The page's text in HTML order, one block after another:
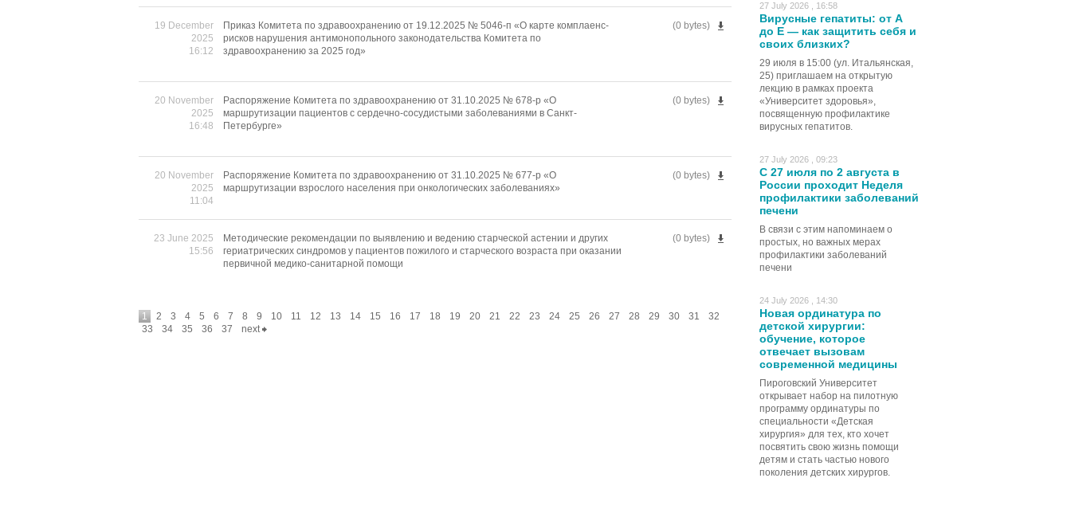
27 July 2026 , 16:58
Вирусные гепатиты: от А
до Е — как защитить себя и
своих близких?
29 июля в 15:00 (ул. Итальянская,
25) приглашаем на открытую
лекцию в рамках проекта
«Университет здоровья»,
посвященную профилактике
вирусных гепатитов.
27 July 2026 , 09:23
С 27 июля по 2 августа в
России проходит Неделя
профилактики заболеваний
печени
В связи с этим напоминаем о
простых, но важных мерах
профилактики заболеваний
печени
24 July 2026 , 14:30
Новая ординатура по
детской хирургии:
обучение, которое
отвечает вызовам
современной медицины
Пироговский Университет
открывает набор на пилотную
программу ординатуры по
специальности «Детская
хирургия» для тех, кто хочет
посвятить свою жизнь помощи
детям и стать частью нового
поколения детских хирургов.
19 December
2025
16:12
(0 bytes)
Приказ Комитета по здравоохранению от 19.12.2025 № 5046-п «О карте комплаенс-
рисков нарушения антимонопольного законодательства Комитета по
здравоохранению за 2025 год»
20 November
2025
16:48
(0 bytes)
Распоряжение Комитета по здравоохранению от 31.10.2025 № 678-р «О
маршрутизации пациентов с сердечно-сосудистыми заболеваниями в Санкт-
Петербурге»
20 November
2025
11:04
(0 bytes)
Распоряжение Комитета по здравоохранению от 31.10.2025 № 677-р «О
маршрутизации взрослого населения при онкологических заболеваниях»
23 June 2025
15:56
(0 bytes)
Методические рекомендации по выявлению и ведению старческой астении и других
гериатрических синдромов у пациентов пожилого и старческого возраста при оказании
первичной медико-санитарной помощи
1 2 3 4 5 6 7 8 9 10 11 12 13 14 15 16 17 18 19 20 21 22 23 24 25 26 27 28 29 30 31
32
33
34 35 36 37 next